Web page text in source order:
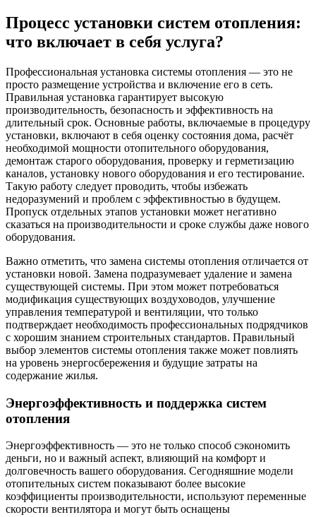
Процесс установки систем отопления:
что включает в себя услуга?
Профессиональная установка системы отопления — это не
просто размещение устройства и включение его в сеть.
Правильная установка гарантирует высокую
производительность, безопасность и эффективность на
длительный срок. Основные работы, включаемые в процедуру
установки, включают в себя оценку состояния дома, расчёт
необходимой мощности отопительного оборудования,
демонтаж старого оборудования, проверку и герметизацию
каналов, установку нового оборудования и его тестирование.
Такую работу следует проводить, чтобы избежать
недоразумений и проблем с эффективностью в будущем.
Пропуск отдельных этапов установки может негативно
сказаться на производительности и сроке службы даже нового
оборудования.
Важно отметить, что замена системы отопления отличается от
установки новой. Замена подразумевает удаление и замена
существующей системы. При этом может потребоваться
модификация существующих воздуховодов, улучшение
управления температурой и вентиляции, что только
подтверждает необходимость профессиональных подрядчиков
с хорошим знанием строительных стандартов. Правильный
выбор элементов системы отопления также может повлиять
на уровень энергосбережения и будущие затраты на
содержание жилья.
Энергоэффективность и поддержка систем
отопления
Энергоэффективность — это не только способ сэкономить
деньги, но и важный аспект, влияющий на комфорт и
долговечность вашего оборудования. Сегодняшние модели
отопительных систем показывают более высокие
коэффициенты производительности, используют переменные
скорости вентилятора и могут быть оснащены